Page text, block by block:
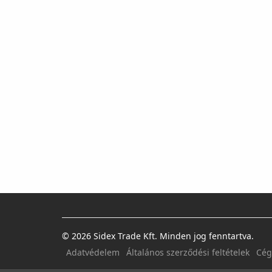
© 2026 Sidex Trade Kft. Minden jog fenntartva.
Adatvédelem
Általános szerződési feltételek